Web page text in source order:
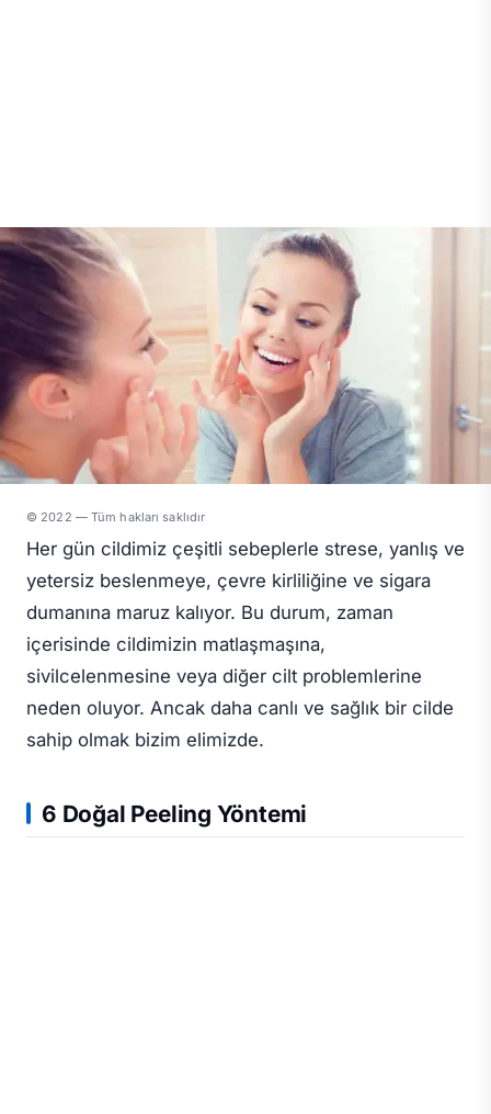
© 2022 — Tüm hakları saklıdır
Her gün cildimiz çeşitli sebeplerle strese, yanlış ve
yetersiz beslenmeye, çevre kirliliğine ve sigara
dumanına maruz kalıyor. Bu durum, zaman
içerisinde cildimizin matlaşmaşına,
sivilcelenmesine veya diğer cilt problemlerine
neden oluyor. Ancak daha canlı ve sağlık bir cilde
sahip olmak bizim elimizde.
6 Doğal Peeling Yöntemi